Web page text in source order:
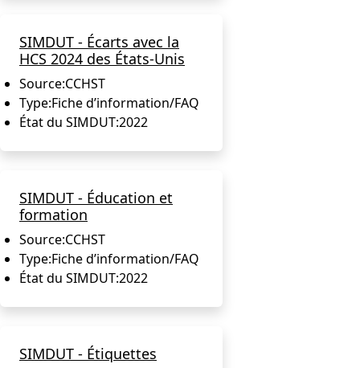
SIMDUT - Écarts avec la
HCS 2024 des États-Unis
Source:CCHST
Type:Fiche d’information/FAQ
État du SIMDUT:2022
SIMDUT - Éducation et
formation
Source:CCHST
Type:Fiche d’information/FAQ
État du SIMDUT:2022
SIMDUT - Étiquettes